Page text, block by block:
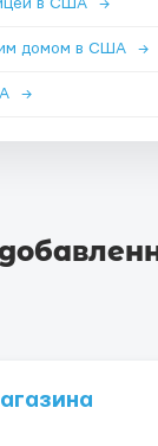
в США →
домом в США →
→